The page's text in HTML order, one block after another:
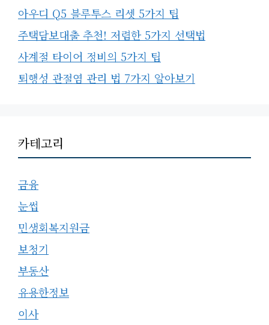
아우디 Q5 블루투스 리셋 5가지 팁
주택담보대출 추천! 저렴한 5가지 선택법
사계절 타이어 정비의 5가지 팁
퇴행성 관절염 관리 법 7가지 알아보기
카테고리
금융
눈썹
민생회복지원금
보청기
부동산
유용한정보
이사